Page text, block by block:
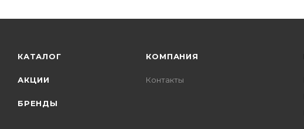
КАТАЛОГ
АКЦИИ
БРЕНДЫ
КОМПАНИЯ
Контакты